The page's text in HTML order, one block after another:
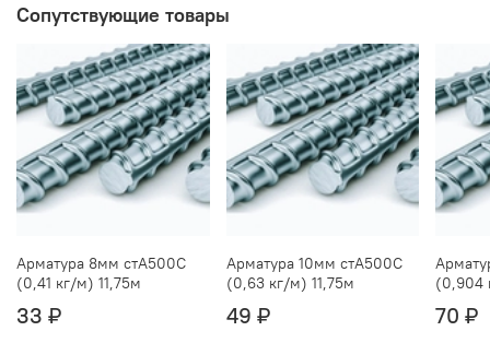
Сопутствующие товары
Арматура 8мм стА500С
(0,41 кг/м) 11,75м
33 ₽
Арматура 10мм стА500С
(0,63 кг/м) 11,75м
49 ₽
(0,904
70 ₽